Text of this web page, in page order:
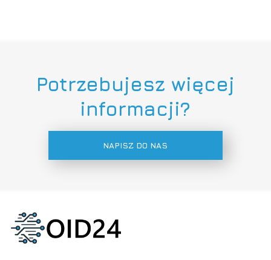
Potrzebujesz więcej
informacji?
NAPISZ DO NAS